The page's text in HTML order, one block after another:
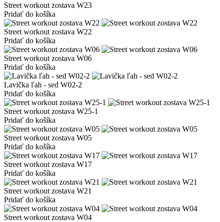
Street workout zostava W23
Pridať do košíka
Street workout zostava W22
Pridať do košíka
Street workout zostava W06
Pridať do košíka
Lavička ľah - sed W02-2
Pridať do košíka
Street workout zostava W25-1
Pridať do košíka
Street workout zostava W05
Pridať do košíka
Street workout zostava W17
Pridať do košíka
Street workout zostava W21
Pridať do košíka
Street workout zostava W04